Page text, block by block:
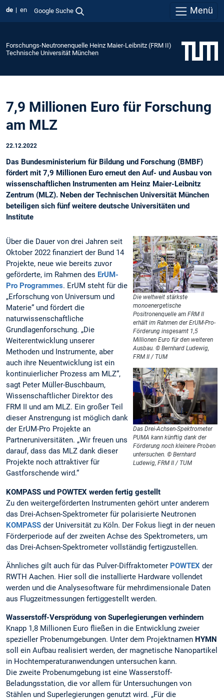
de en Google Suche Menü
Forschungs-Neutronenquelle Heinz Maier-Leibnitz (FRM II)
Technische Universität München
7,9 Millionen Euro für Forschung
am MLZ
22.12.2022
Das Bundesministerium für Bildung und Forschung (BMBF)
fördert mit 7,9 Millionen Euro erneut den Auf- und Ausbau von
wissenschaftlichen Instrumenten am Heinz Maier-Leibnitz
Zentrum (MLZ). Neben der Technischen Universität München
beteiligen sich fünf weitere deutsche Universitäten und
Institute
Die weltweit stärkste
monoenergetische
Positronenquelle am FRM II
erhält im Rahmen der ErUM-Pro-
Förderung insgesamt 1,5
Millionen Euro für den weiteren
Ausbau. © Bernhard Ludewig,
FRM II / TUM
Das Drei-Achsen-Spektrometer
PUMA kann künftig dank der
Förderung noch kleinere Proben
untersuchen. © Bernhard
Ludewig, FRM II / TUM
Über die Dauer von drei Jahren seit
Oktober 2022 finanziert der Bund 14
Projekte, neue wie bereits zuvor
geförderte, im Rahmen des ErUM-
Pro Programmes. ErUM steht für die
„Erforschung von Universum und
Materie“ und fördert die
naturwissenschaftliche
Grundlagenforschung. „Die
Weiterentwicklung unserer
Methoden und Instrumente, aber
auch ihre Neuentwicklung ist ein
kontinuierlicher Prozess am MLZ“,
sagt Peter Müller-Buschbaum,
Wissenschaftlicher Direktor des
FRM II und am MLZ. Ein großer Teil
dieser Anstrengung ist möglich dank
der ErUM-Pro Projekte an
Partneruniversitäten. „Wir freuen uns
darauf, dass das MLZ dank dieser
Projekte noch attraktiver für
Gastforschende wird.“
KOMPASS und POWTEX werden fertig gestellt
Zu den weitergeförderten Instrumenten gehört unter anderem
das Drei-Achsen-Spektrometer für polarisierte Neutronen
KOMPASS der Universität zu Köln. Der Fokus liegt in der neuen
Förderperiode auf der zweiten Achse des Spektrometers, um
das Drei-Achsen-Spektrometer vollständig fertigzustellen.
Ähnliches gilt auch für das Pulver-Diffraktometer POWTEX der
RWTH Aachen. Hier soll die installierte Hardware vollendet
werden und die Analysesoftware für mehrdimensionale Daten
aus Flugzeitmessungen fertiggestellt werden.
Wasserstoff-Versprödung von Superlegierungen verhindern
Knapp 1,8 Millionen Euro fließen in die Entwicklung zweier
spezieller Probenumgebungen. Unter dem Projektnamen HYMN
soll ein Aufbau realisiert werden, der magnetische Nanopartikel
in Hochtemperaturanwendungen untersuchen kann.
Die zweite Probenumgebung ist eine Wasserstoff-
Beladungsstation, die vor allem für Untersuchungen von
Stählen und Superlegierungen genutzt wird. „Für die